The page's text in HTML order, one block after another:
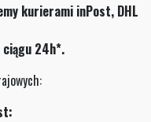
kurierami inPost, DHL
ciągu 24h*.